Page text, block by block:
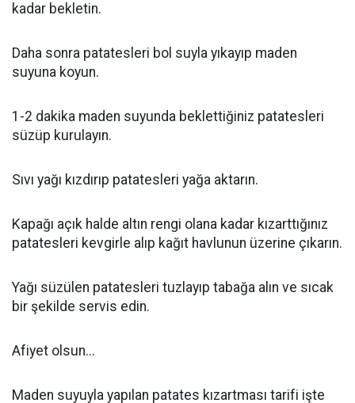
kadar bekletin.
Daha sonra patatesleri bol suyla yıkayıp maden
suyuna koyun.
1-2 dakika maden suyunda beklettiğiniz patatesleri
süzüp kurulayın.
Sıvı yağı kızdırıp patatesleri yağa aktarın.
Kapağı açık halde altın rengi olana kadar kızarttığınız
patatesleri kevgirle alıp kağıt havlunun üzerine çıkarın.
Yağı süzülen patatesleri tuzlayıp tabağa alın ve sıcak
bir şekilde servis edin.
Afiyet olsun...
Maden suyuyla yapılan patates kızartması tarifi işte